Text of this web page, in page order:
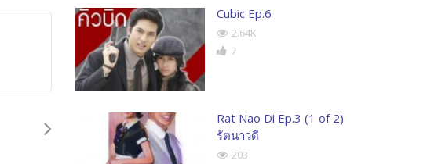
Cubic Ep.6
2.64K
7
Rat Nao Di Ep.3 (1 of 2)
รัตนาวดี
203